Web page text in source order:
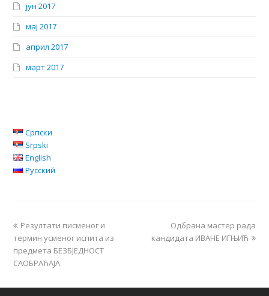
јун 2017
мај 2017
април 2017
март 2017
Српски
Srpski
English
Русский
Резултати писменог и
термин усменог испита из
предмета БЕЗБЈЕДНОСТ
САОБРАЋАЈА
Одбрана мастер рада
кандидата ИВАНЕ ИГЊИЋ